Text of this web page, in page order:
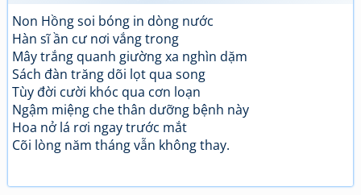
Non Hồng soi bóng in dòng nước
Hàn sĩ ần cư nơi vắng trong
Mây trắng quanh giường xa nghìn dặm
Sách đàn trăng dõi lọt qua song
Tùy đời cười khóc qua cơn loạn
Ngậm miệng che thân dưỡng bệnh này
Hoa nở lá rơi ngay trước mắt
Cõi lòng năm tháng vẫn không thay.